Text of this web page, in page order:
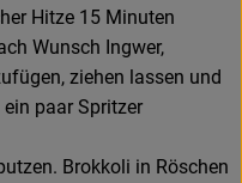
Hitze 15 Minuten
Wunsch Ingwer,
ziehen lassen und
paar Spritzer
Brokkoli in Röschen